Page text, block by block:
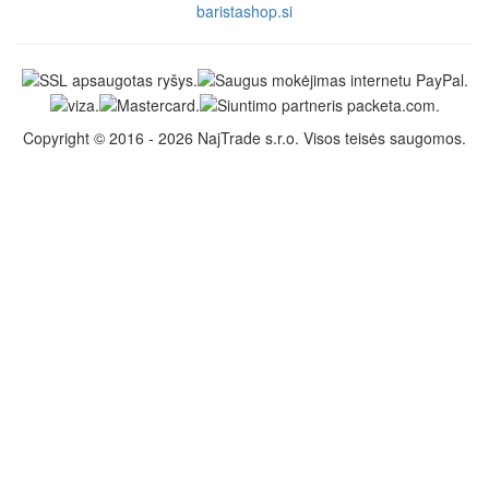
baristashop.si
Copyright © 2016 - 2026 NajTrade s.r.o. Visos teisės saugomos.